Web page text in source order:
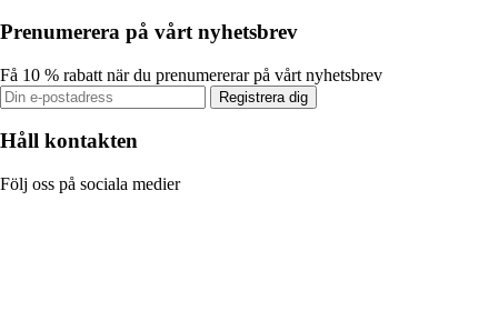
Prenumerera på vårt nyhetsbrev
Få 10 % rabatt när du prenumererar på vårt nyhetsbrev
Registrera dig
Håll kontakten
Följ oss på sociala medier